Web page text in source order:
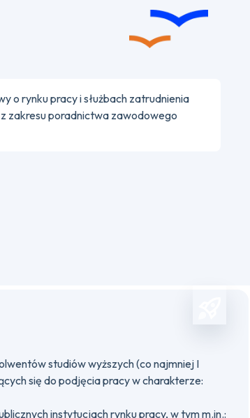
o rynku pracy i służbach zatrudnienia
zakresu poradnictwa zawodowego
studiów wyższych (co najmniej I
się do podjęcia pracy w charakterze:
instytucjach rynku pracy, w tym m.in.: